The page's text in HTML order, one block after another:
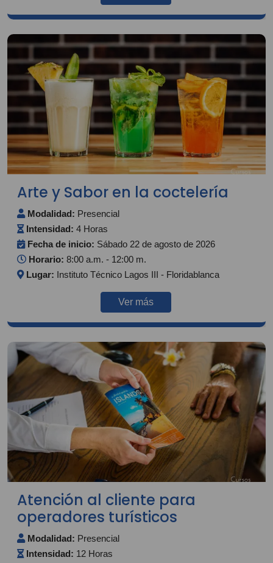
Arte y Sabor en la coctelería
Modalidad: Presencial
Intensidad: 4 Horas
Fecha de inicio: Sábado 22 de agosto de 2026
Horario: 8:00 a.m. - 12:00 m.
Lugar: Instituto Técnico Lagos III - Floridablanca
Ver más
Atención al cliente para
operadores turísticos
Modalidad: Presencial
Intensidad: 12 Horas